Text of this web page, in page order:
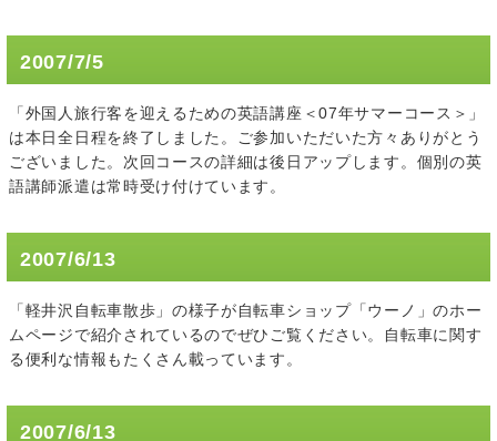
2007/7/5
「外国人旅行客を迎えるための英語講座＜07年サマーコース＞」
は本日全日程を終了しました。ご参加いただいた方々ありがとう
ございました。次回コースの詳細は後日アップします。個別の英
語講師派遣は常時受け付けています。
2007/6/13
「軽井沢自転車散歩」の様子が自転車ショップ「ウーノ」のホー
ムページで紹介されているのでぜひご覧ください。自転車に関す
る便利な情報もたくさん載っています。
2007/6/13